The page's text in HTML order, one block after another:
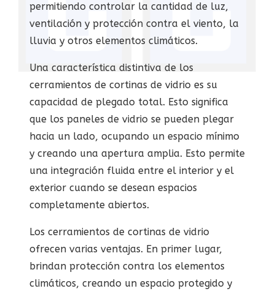
permitiendo controlar la cantidad de luz,
ventilación y protección contra el viento, la
lluvia y otros elementos climáticos.
Una característica distintiva de los
cerramientos de cortinas de vidrio es su
capacidad de plegado total. Esto significa
que los paneles de vidrio se pueden plegar
hacia un lado, ocupando un espacio mínimo
y creando una apertura amplia. Esto permite
una integración fluida entre el interior y el
exterior cuando se desean espacios
completamente abiertos.
Los cerramientos de cortinas de vidrio
ofrecen varias ventajas. En primer lugar,
brindan protección contra los elementos
climáticos, creando un espacio protegido y